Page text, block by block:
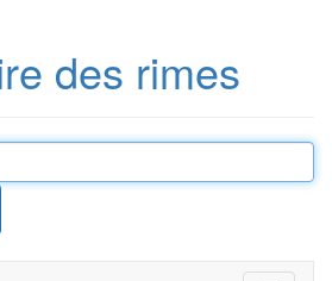
des rimes